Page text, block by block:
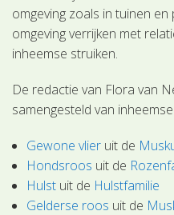
omgeving zoals in tuinen
omgeving verrijken met
inheemse struiken.
De redactie van Flora van
samengesteld van
Gewone vlieruit de
Hondsroos uit de
Hulstuit de Hulstfamilie
Gelderse roos uit de